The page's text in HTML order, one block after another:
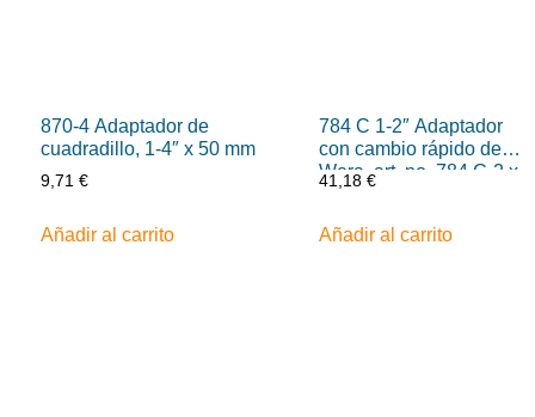
870-4 Adaptador de
cuadradillo, 1-4″ x 50 mm
9,71 €
Añadir al carrito
784 C 1-2″ Adaptador
con cambio rápido de
Wera, art. no. 784 C-2 x
5-16″ x 50 mm
41,18 €
Añadir al carrito